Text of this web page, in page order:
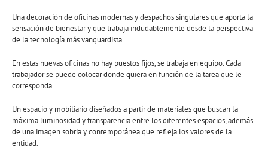
Una decoración de oficinas modernas y despachos singulares que aporta la
sensación de bienestar y que trabaja indudablemente desde la perspectiva
de la tecnología más vanguardista.
En estas nuevas oficinas no hay puestos fijos, se trabaja en equipo. Cada
trabajador se puede colocar donde quiera en función de la tarea que le
corresponda.
Un espacio y mobiliario diseñados a partir de materiales que buscan la
máxima luminosidad y transparencia entre los diferentes espacios, además
de una imagen sobria y contemporánea que refleja los valores de la
entidad.